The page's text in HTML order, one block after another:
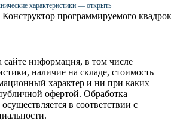
характеристики — открыть
Конструктор программируемого
сайте информация, в том числе
наличие на складе, стоимость
характер и ни при каких
офертой. Обработка
в соответствии с